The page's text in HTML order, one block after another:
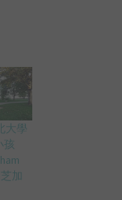
大學
孩
加